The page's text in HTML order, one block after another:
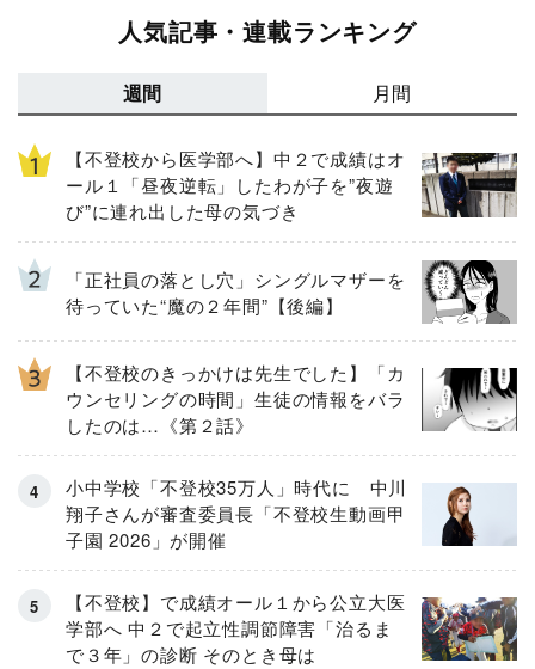
人気記事・連載ランキング
週間 月間
【不登校から医学部へ】中２で成績はオ
ール１「昼夜逆転」したわが子を”夜遊
び”に連れ出した母の気づき
「正社員の落とし穴」シングルマザーを
待っていた“魔の２年間”【後編】
【不登校のきっかけは先生でした】「カ
ウンセリングの時間」生徒の情報をバラ
したのは…《第２話》
小中学校「不登校35万人」時代に 中川
翔子さんが審査委員長「不登校生動画甲
子園 2026」が開催
【不登校】で成績オール１から公立大医
学部へ 中２で起立性調節障害「治るま
で３年」の診断 そのとき母は